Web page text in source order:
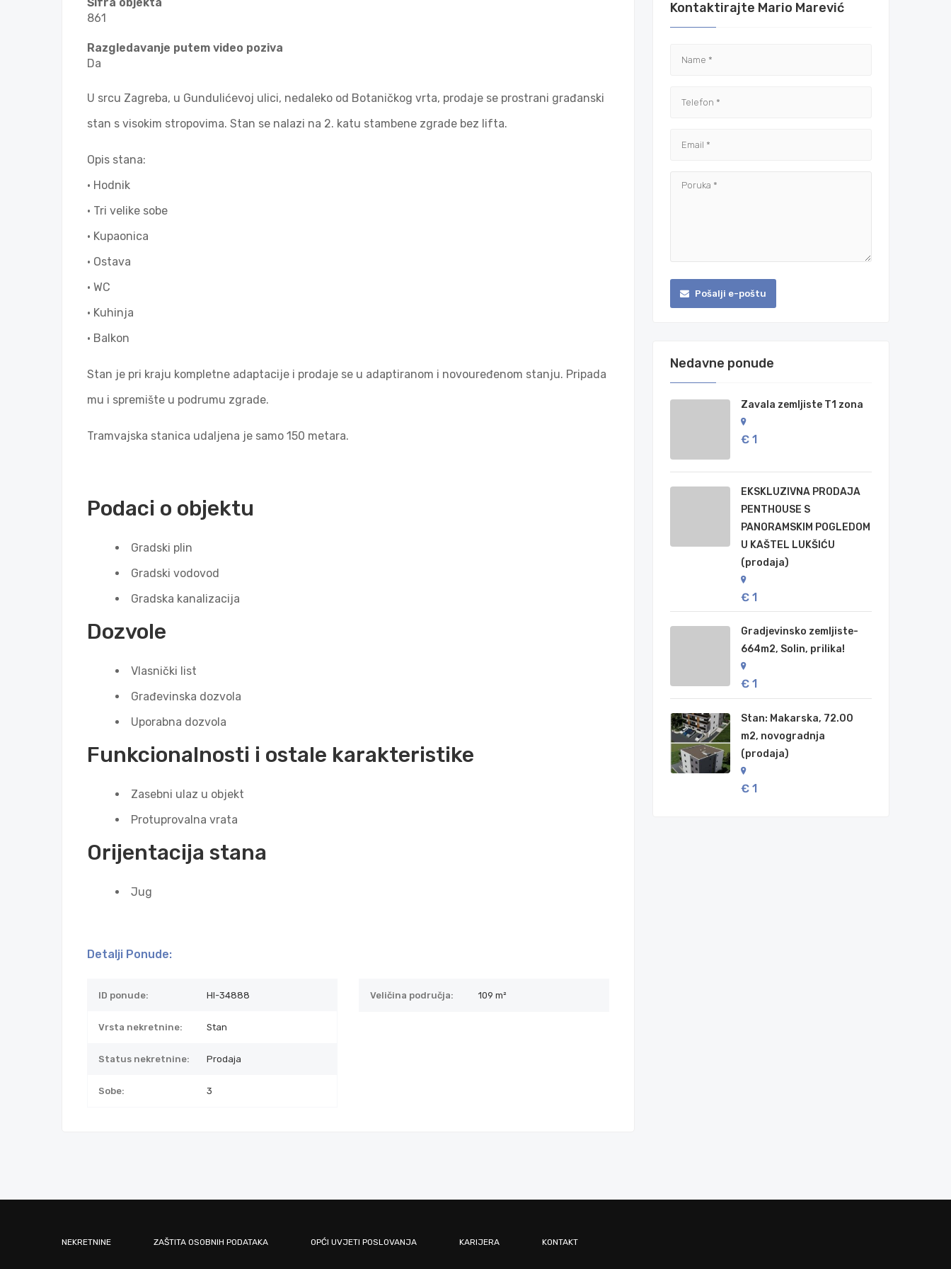
861
Razgledavanje putem video poziva
Da
U srcu Zagreba, u Gundulićevoj ulici, nedaleko od Botaničkog vrta, prodaje se prostrani građanski
stan s visokim stropovima. Stan se nalazi na 2. katu stambene zgrade bez lifta.
Opis stana:
• Hodnik
• Tri velike sobe
• Kupaonica
• Ostava
• WC
• Kuhinja
• Balkon
Stan je pri kraju kompletne adaptacije i prodaje se u adaptiranom i novouređenom stanju. Pripada
mu i spremište u podrumu zgrade.
Tramvajska stanica udaljena je samo 150 metara.
Podaci o objektu
Gradski plin
Gradski vodovod
Gradska kanalizacija
Dozvole
Vlasnički list
Građevinska dozvola
Uporabna dozvola
Funkcionalnosti i ostale karakteristike
Zasebni ulaz u objekt
Protuprovalna vrata
Orijentacija stana
Jug
Detalji Ponude:
ID ponude: HI-34888
Vrsta nekretnine: Stan
Status nekretnine: Prodaja
Sobe: 3
Veličina područja: 109 m²
Kontaktirajte Mario Marević
Pošalji e-poštu
Nedavne ponude
Zavala zemljiste T1 zona
€ 1
EKSKLUZIVNA PRODAJA
PENTHOUSE S
PANORAMSKIM POGLEDOM
U KAŠTEL LUKŠIĆU
(prodaja)
€ 1
Gradjevinsko zemljiste-
664m2, Solin, prilika!
€ 1
Stan: Makarska, 72.00
m2, novogradnja
(prodaja)
€ 1
NEKRETNINE ZAŠTITA OSOBNIH PODATAKA OPĆI UVJETI POSLOVANJA KARIJERA KONTAKT